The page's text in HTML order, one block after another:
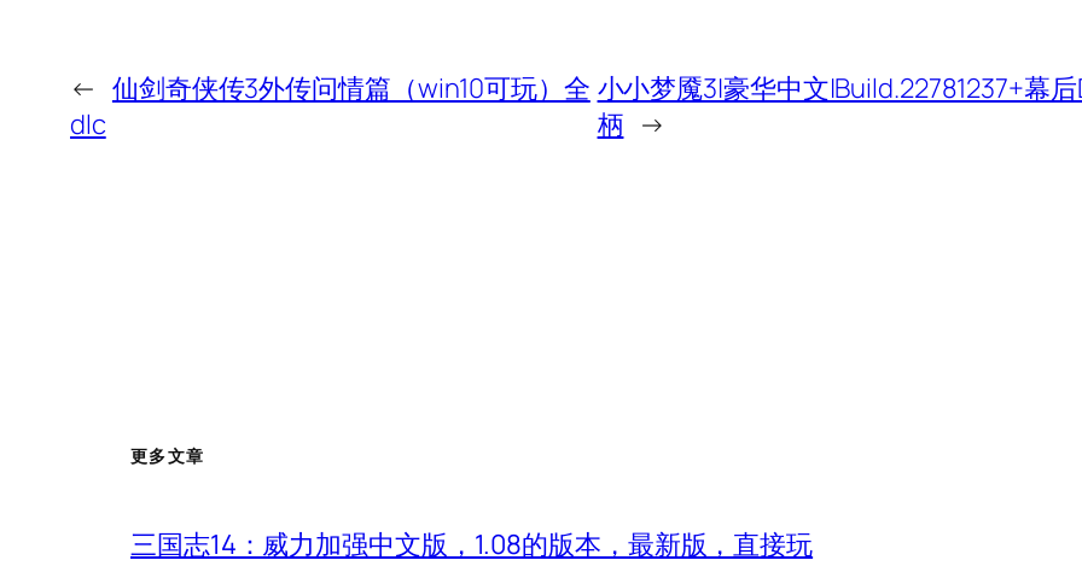
← 仙剑奇侠传3外传问情篇（win10可玩）全
dlc
小小梦魇3|豪华中文|Build.22781237+幕
柄 →
更多文章
三国志14：威力加强中文版，1.08的版本，最新版，直接玩